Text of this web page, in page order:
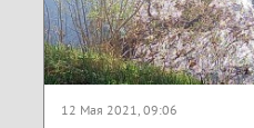
12 Мая 2021, 09:06